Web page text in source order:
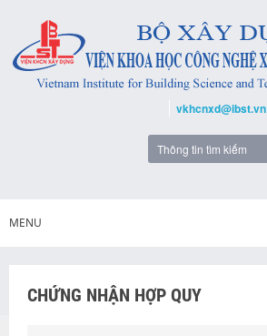
vkhcnxd@ibst.vn
MENU
CHỨNG NHẬN HỢP QUY